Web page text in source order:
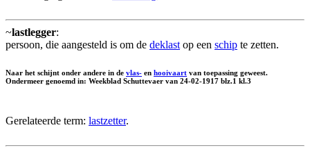
~lastlegger:
persoon, die aangesteld is om de deklast op een schip te zetten.
Naar het schijnt onder andere in de vlas- en hooivaart van toepassing geweest.
Ondermeer genoemd in: Weekblad Schuttevaer van 24-02-1917 blz.1 kl.3
Gerelateerde term: lastzetter.